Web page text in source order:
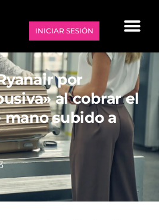
INICIAR SESIÓN
por
al cobrar el
subido a